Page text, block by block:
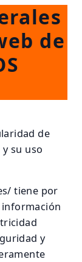
de
de
y su uso
tiene por
y